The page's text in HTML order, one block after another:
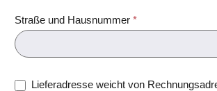
Straße und Hausnummer *
Lieferadresse weicht von